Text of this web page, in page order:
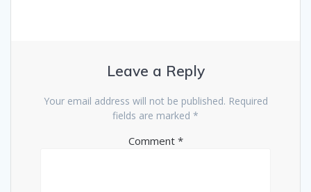
Leave a Reply
Your email address will not be published. Required
fields are marked *
Comment *